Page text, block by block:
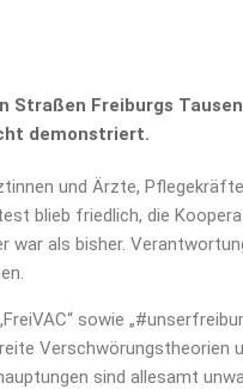
Straßen Freiburgs
demonstriert.
und Ärzte,
blieb friedlich, die
als bisher.
sowie
Verschwörungstheorien
sind allesamt